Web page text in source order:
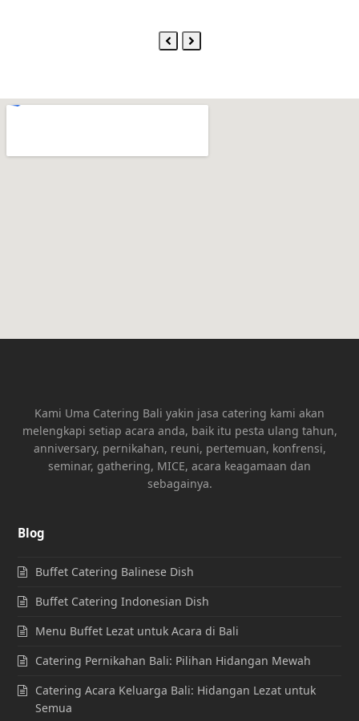
Kami Uma Catering Bali yakin jasa catering kami akan
melengkapi setiap acara anda, baik itu pesta ulang tahun,
anniversary, pernikahan, reuni, pertemuan, konfrensi,
seminar, gathering, MICE, acara keagamaan dan
sebagainya.
Blog
Buffet Catering Balinese Dish
Buffet Catering Indonesian Dish
Menu Buffet Lezat untuk Acara di Bali
Catering Pernikahan Bali: Pilihan Hidangan Mewah
Catering Acara Keluarga Bali: Hidangan Lezat untuk
Semua